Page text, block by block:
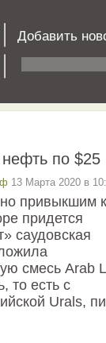
Добавить
по $25
13 Марта 2020 в
привыкшим к
придется
саудовская
смесь Arab
то есть с
Urals,